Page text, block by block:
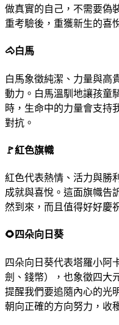
做真實的自己，不需要偽
重考驗後，重獲新生的喜
🐴白馬
白馬象徵純潔、力量與高
動力。白馬溫馴地讓孩童
時，生命中的力量會支持
對抗。
🚩紅色旗幟
紅色代表熱情、活力與勝
成就與喜悅。這面旗幟告
然到來，而且值得好好慶
🌻 四朵向日葵
四朵向日葵代表塔羅小阿
劍、錢幣），也象徵四大
提醒我們要追隨內心的
朝向正確的方向努力，收